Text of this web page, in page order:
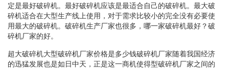
定是最好破碎机。最好破碎机应该是最适合自己的破碎机。最大破
碎机适合在大型生产线上使用，对于需求比较小的完全没有必要使
用最大的破碎机。破碎机生产厂家也很多，哪一家破碎机最好？破
碎机厂家的好。
超大破碎机大型破碎机厂家价格是多少钱破碎机厂家随着我国经济
的迅猛发展也是如日中天，正是这一商机使得型破碎机厂家之间的